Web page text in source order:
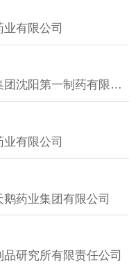
有限公司
国药准字H20003481/东北制药集团沈阳第一制药有限公司
有限公司
药业集团有限公司
研究所有限责任公司